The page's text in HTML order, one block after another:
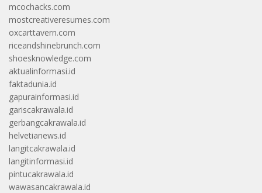
mcochacks.com
mostcreativeresumes.com
oxcarttavern.com
riceandshinebrunch.com
shoesknowledge.com
aktualinformasi.id
faktadunia.id
gapurainformasi.id
gariscakrawala.id
gerbangcakrawala.id
helvetianews.id
langitcakrawala.id
langitinformasi.id
pintucakrawala.id
wawasancakrawala.id